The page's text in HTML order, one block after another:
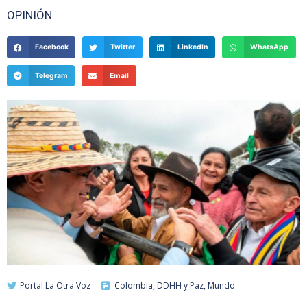
OPINIÓN
Facebook Twitter LinkedIn WhatsApp
Telegram Email
Portal La Otra Voz Colombia, DDHH y Paz, Mundo